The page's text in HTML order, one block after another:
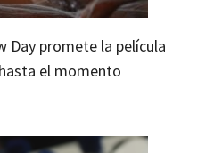
Day promete la película
el momento